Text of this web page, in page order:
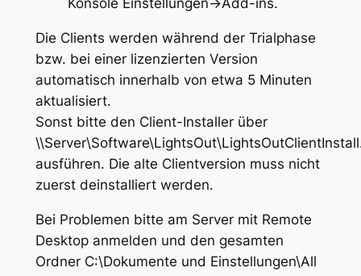
Die Clients werden während der Trialphase
bzw. bei einer lizenzierten Version
automatisch innerhalb von etwa 5 Minuten
aktualisiert.
Sonst bitte den Client-Installer über
ausführen. Die alte Clientversion muss nicht
zuerst deinstalliert werden.
Bei Problemen bitte am Server mit Remote
Desktop anmelden und den gesamten
Ordner C:\Dokumente und Einstellungen\All